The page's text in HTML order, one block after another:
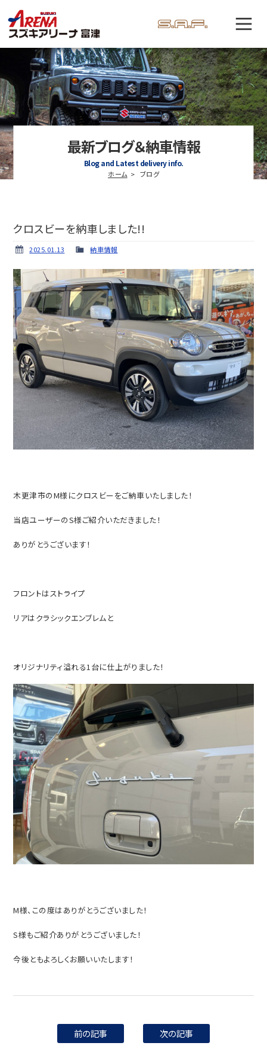
最新ブログ＆納車情報
Blog and Latest delivery info.
ホーム ブログ
クロスビーを納車しました!!
2025.01.13 納車情報
木更津市のM様にクロスビーをご納車いたしました！
当店ユーザーのS様ご紹介いただきました！
ありがとうございます！
フロントはストライプ
リアはクラシックエンブレムと
オリジナリティ溢れる1台に仕上がりました！
M様、この度はありがとうございました！
S様もご紹介ありがとうございました！
今後ともよろしくお願いいたします！
前の記事 次の記事